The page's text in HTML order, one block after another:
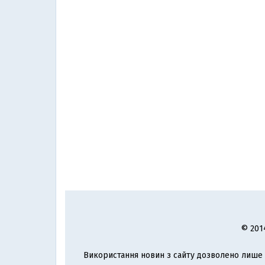
©
Використання новин з сайту дозволено